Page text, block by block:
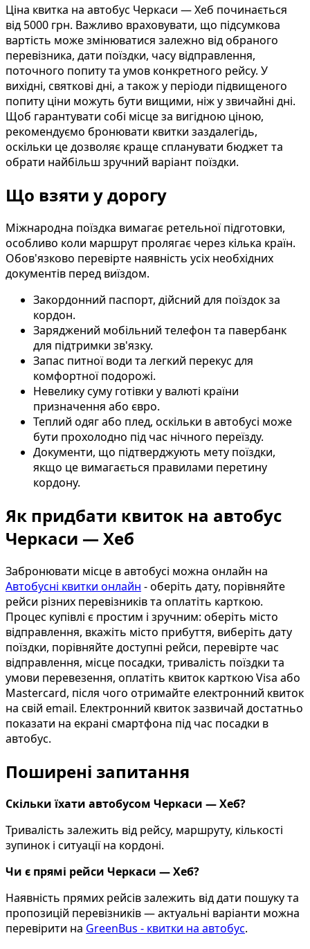
Ціна квитка на автобус Черкаси — Хеб починається
від 5000 грн. Важливо враховувати, що підсумкова
вартість може змінюватися залежно від обраного
перевізника, дати поїздки, часу відправлення,
поточного попиту та умов конкретного рейсу. У
вихідні, святкові дні, а також у періоди підвищеного
попиту ціни можуть бути вищими, ніж у звичайні дні.
Щоб гарантувати собі місце за вигідною ціною,
рекомендуємо бронювати квитки заздалегідь,
оскільки це дозволяє краще спланувати бюджет та
обрати найбільш зручний варіант поїздки.
Що взяти у дорогу
Міжнародна поїздка вимагає ретельної підготовки,
особливо коли маршрут пролягає через кілька країн.
Обов'язково перевірте наявність усіх необхідних
документів перед виїздом.
Закордонний паспорт, дійсний для поїздок за
кордон.
Заряджений мобільний телефон та павербанк
для підтримки зв'язку.
Запас питної води та легкий перекус для
комфортної подорожі.
Невелику суму готівки у валюті країни
призначення або євро.
Теплий одяг або плед, оскільки в автобусі може
бути прохолодно під час нічного переїзду.
Документи, що підтверджують мету поїздки,
якщо це вимагається правилами перетину
кордону.
Як придбати квиток на автобус
Черкаси — Хеб
Забронювати місце в автобусі можна онлайн на
Автобусні квитки онлайн - оберіть дату, порівняйте
рейси різних перевізників та оплатіть карткою.
Процес купівлі є простим і зручним: оберіть місто
відправлення, вкажіть місто прибуття, виберіть дату
поїздки, порівняйте доступні рейси, перевірте час
відправлення, місце посадки, тривалість поїздки та
умови перевезення, оплатіть квиток карткою Visa або
Mastercard, після чого отримайте електронний квиток
на свій email. Електронний квиток зазвичай достатньо
показати на екрані смартфона під час посадки в
автобус.
Поширені запитання
Скільки їхати автобусом Черкаси — Хеб?
Тривалість залежить від рейсу, маршруту, кількості
зупинок і ситуації на кордоні.
Чи є прямі рейси Черкаси — Хеб?
Наявність прямих рейсів залежить від дати пошуку та
пропозицій перевізників — актуальні варіанти можна
перевірити на GreenBus - квитки на автобус.